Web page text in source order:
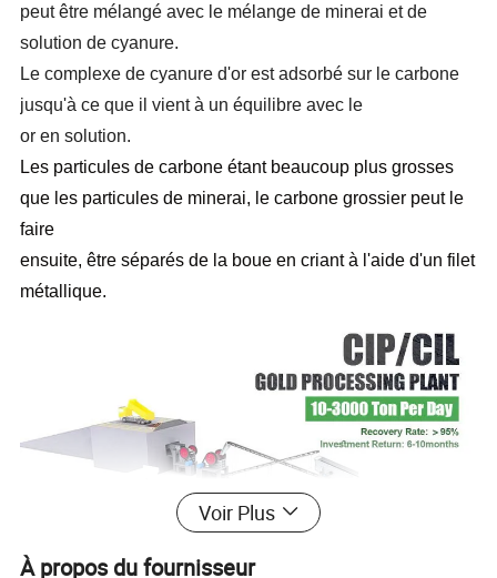
peut être mélangé avec le mélange de minerai et de
solution de cyanure.
Le complexe de cyanure d'or est adsorbé sur le carbone
jusqu'à ce que il vient à un équilibre avec le
or en solution.
Les particules de carbone étant beaucoup plus grosses
que les particules de minerai, le carbone grossier peut le
faire
ensuite, être séparés de la boue en criant à l'aide d'un filet
métallique.
Voir Plus
À propos du fournisseur